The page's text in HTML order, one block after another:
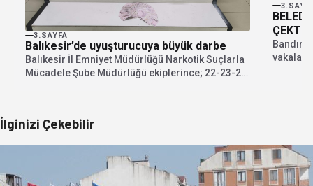
3.SAYFA
Balıkesir’de uyuşturucuya büyük darbe
Balıkesir İl Emniyet Müdürlüğü Narkotik Suçlarla
Mücadele Şube Müdürlüğü ekiplerince; 22-23-24
ÇEKTİ
vakaları
İlginizi Çekebilir